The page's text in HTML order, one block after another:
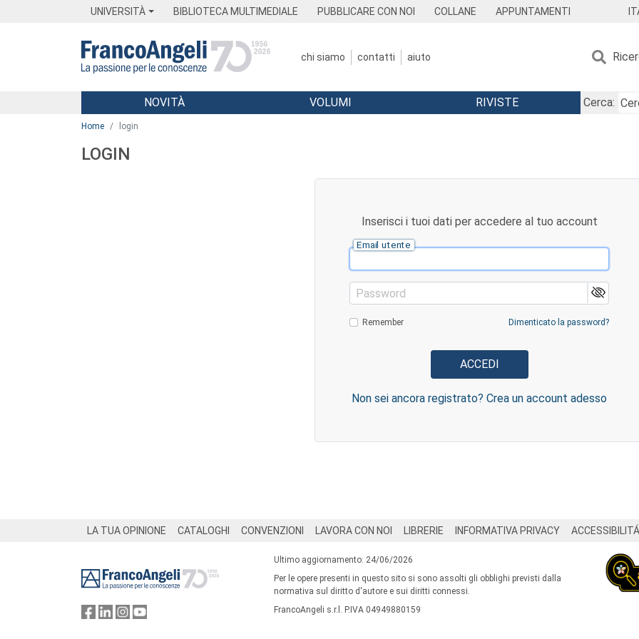
UNIVERSITÀ BIBLIOTECA MULTIMEDIALE PUBBLICARE CON NOI COLLANE APPUNTAMENTI
chi siamo contatti aiuto
Menu
NOVITÀ VOLUMI RIVISTE
Cerca:
Home login
LOGIN
Inserisci i tuoi dati per accedere al tuo account
Email utente
Password
Remember Dimenticato la password?
Non sei ancora registrato? Crea un account adesso
LA TUA OPINIONE CATALOGHI CONVENZIONI LAVORA CON NOI LIBRERIE INFORMATIVA PRIVACY ACCESSIBILITÁ
Ultimo aggiornamento: 24/06/2026
Per le opere presenti in questo sito si sono assolti gli obblighi previsti dalla
normativa sul diritto d'autore e sui diritti connessi.
FrancoAngeli s.r.l. P.IVA 04949880159